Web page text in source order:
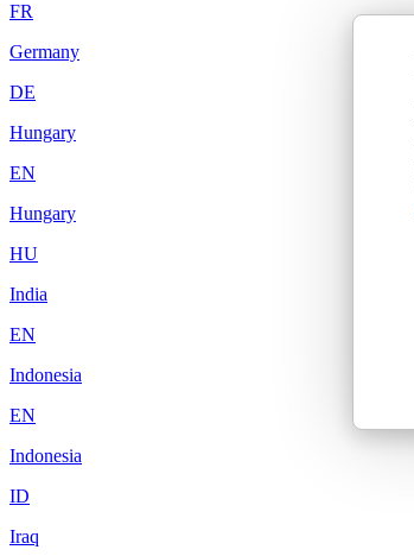
FR
Germany
DE
Hungary
EN
Hungary
HU
India
EN
Indonesia
EN
Indonesia
ID
Iraq